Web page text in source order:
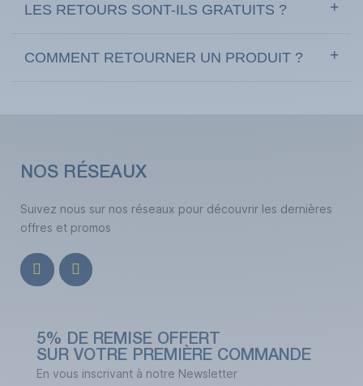
LES RETOURS SONT-ILS GRATUITS ?
COMMENT RETOURNER UN PRODUIT ?
NOS RÉSEAUX
Suivez nous sur nos réseaux pour découvrir les dernières
offres et promos
5% DE REMISE OFFERT
SUR VOTRE PREMIÈRE COMMANDE
En vous inscrivant à notre Newsletter